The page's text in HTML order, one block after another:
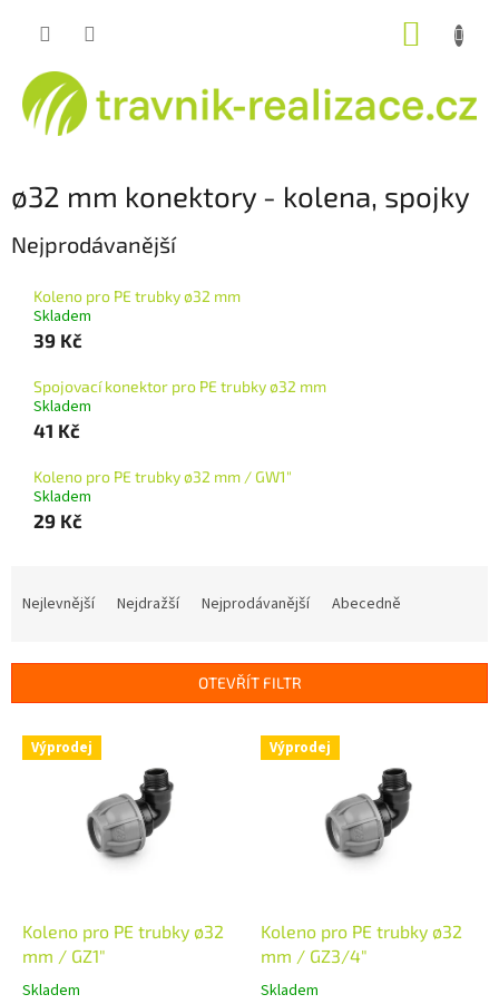
ø32 mm konektory - kolena, spojky
Nejprodávanější
Koleno pro PE trubky ø32 mm
Skladem
39 Kč
Spojovací konektor pro PE trubky ø32 mm
Skladem
41 Kč
Koleno pro PE trubky ø32 mm / GW1"
Skladem
29 Kč
í
Nejlevnější Nejdražší Nejprodávanější Abecedně
OTEVŘÍT FILTR
V Výprodej
Koleno pro PE trubky ø32
mm / GZ1"
Skladem
Výprodej
Koleno pro PE trubky ø32
mm / GZ3/4"
Skladem